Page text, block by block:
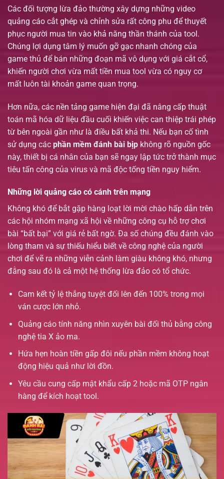
Các đối tượng lừa đảo thường xây dựng những video
quảng cáo cắt ghép và chỉnh sửa rất công phu để thuyết
phục người mua tin vào khả năng thần thánh của tool.
Chúng lợi dụng tâm lý muốn gỡ gạc nhanh chóng của
game thủ để bán những đoạn mã vô dụng với giá cắt cổ,
khiến người chơi vừa mất tiền mua tool vừa có nguy cơ
mất luôn tài khoản game quan trọng.
Hơn nữa, các nền tảng game hiện đại đã nâng cấp thuật
toán mã hóa dữ liệu đầu cuối khiến việc can thiệp trái phép
từ bên ngoài gần như là điều bất khả thi. Nếu bạn cố tình
sử dụng các phần mềm đánh bài bịp không rõ nguồn gốc
này, thiết bị cá nhân của bạn sẽ ngay lập tức trở thành mục
tiêu tấn công của virus và mã độc tống tiền nguy hiểm.
Những lời quảng cáo có cánh trên mạng
Không khó để bắt gặp hàng loạt lời mời chào hấp dẫn trên
các hội nhóm mạng xã hội về những công cụ hỗ trợ chơi
bài “bất bại” với giá rẻ bất ngờ. Đa số chúng đều đánh vào
lòng tham và sự thiếu hiểu biết về công nghệ của người
chơi để vẽ ra những viễn cảnh làm giàu không khó, nhưng
đằng sau đó là cả một hệ thống lừa đảo có tổ chức.
Cam kết tỷ lệ thắng tuyệt đối lên đến 100% trong mọi
ván cược lớn nhỏ.
Quảng cáo tính năng nhìn xuyên bài đối thủ bằng công
nghệ tia X ảo ma.
Hứa hẹn hoàn tiền gấp đôi nếu phần mềm không hoạt
động hiệu quả như lời đồn.
Yêu cầu cung cấp mật khẩu cấp 2 hoặc mã OTP ngân
hàng để kích hoạt tool.